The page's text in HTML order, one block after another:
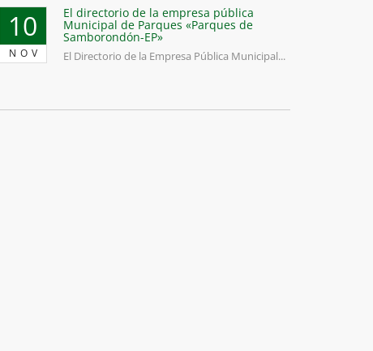
10
NOV
El directorio de la empresa pública
Municipal de Parques «Parques de
Samborondón-EP»
El Directorio de la Empresa Pública Municipal...